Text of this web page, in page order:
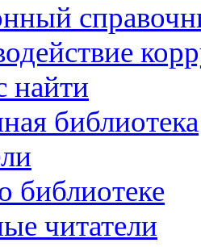
найти
библиотека
библиотеке
читатели